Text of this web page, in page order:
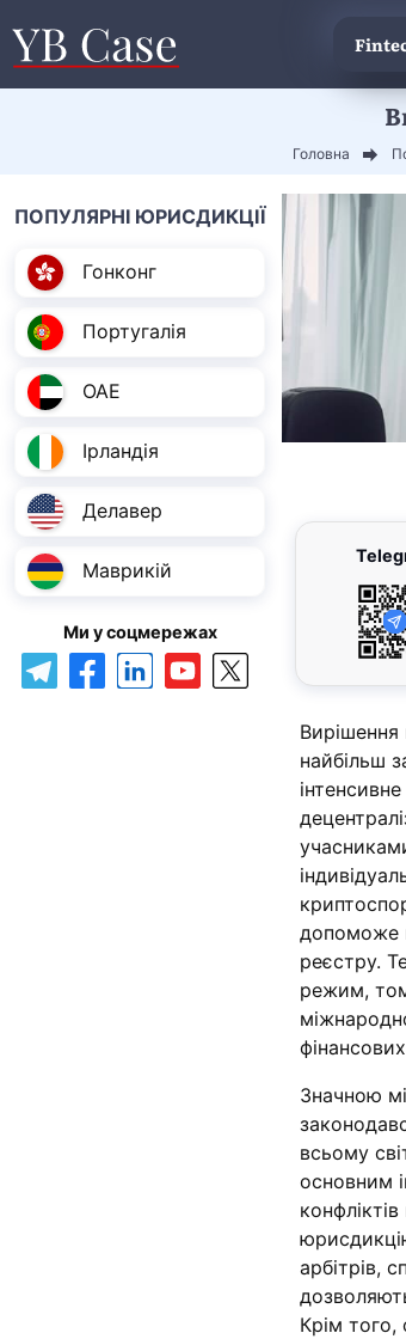
Головна
ПОПУЛЯРНІ ЮРИСДИКЦІЇ
Гонконг
Португалія
ОАЕ
Ірландія
Делавер
Маврикій
Ми у соцмережах
найбільш
допоможе
реєстру.
режим,
Значною
всьому
основним
арбітрів,
Крім того,